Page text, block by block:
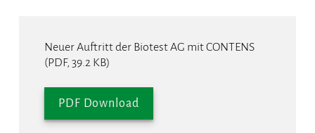
Neuer Auftritt der Biotest AG mit CONTENS
(PDF, 39.2 KB)
PDF Download